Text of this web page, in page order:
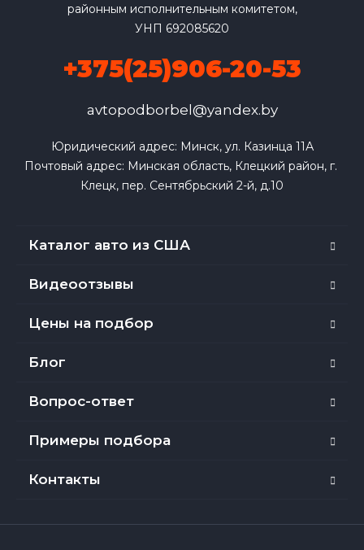
районным исполнительным комитетом,
УНП 692085620
+375(25)906-20-53
avtopodborbel@yandex.by
Юридический адрес: Минск, ул. Казинца 11А
Почтовый адрес: Минская область, Клецкий район, г.
Клецк, пер. Сентябрьский 2-й, д.10
Каталог авто из США
Видеоотзывы
Цены на подбор
Блог
Вопрос-ответ
Примеры подбора
Контакты